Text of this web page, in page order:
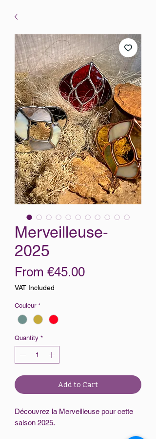
Merveilleuse-
2025
From €45.00Sale
VAT Included
Couleur *
Quantity *
Add to Cart
Découvrez la Merveilleuse pour cette
saison 2025.